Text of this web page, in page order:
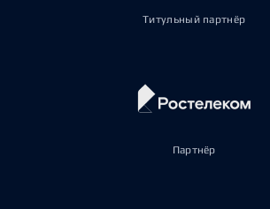
Титульный партнёр
Партнёр